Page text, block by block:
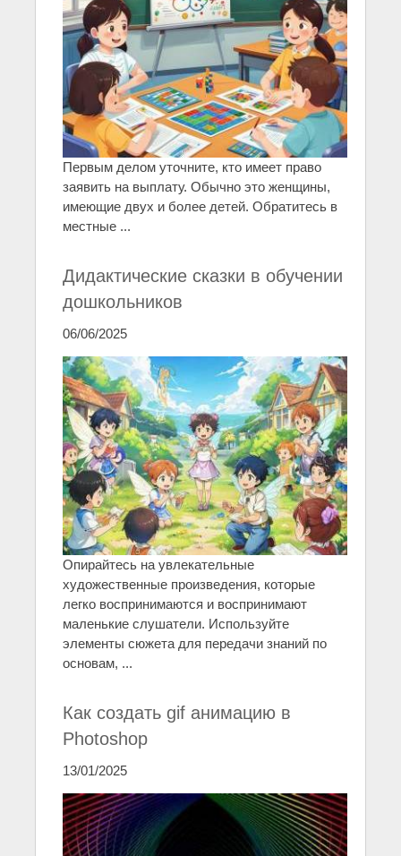
Первым делом уточните, кто имеет право
заявить на выплату. Обычно это женщины,
имеющие двух и более детей. Обратитесь в
местные ...
Дидактические сказки в обучении
дошкольников
06/06/2025
Опирайтесь на увлекательные
художественные произведения, которые
легко воспринимаются и воспринимают
маленькие слушатели. Используйте
элементы сюжета для передачи знаний по
основам, ...
Как создать gif анимацию в
Photoshop
13/01/2025